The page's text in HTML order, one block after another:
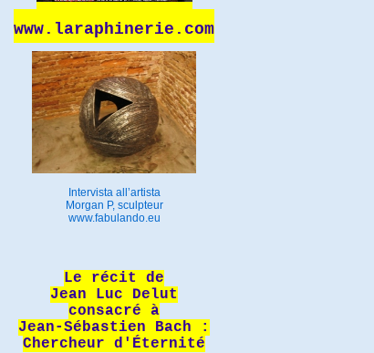
www.laraphinerie.com
Intervista all’artista
Morgan P, sculpteur
www.fabulando.eu
Le récit de
Jean Luc Delut
consacré à
Jean-Sébastien Bach :
Chercheur d'Éternité